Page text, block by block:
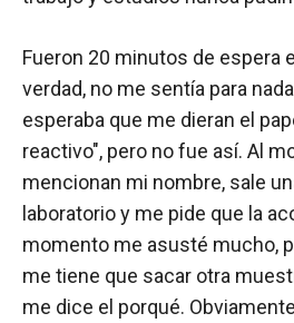
Fueron 20 minutos de espera
verdad, no me sentía para
esperaba que me dieran el
reactivo", pero no fue así. Al
mencionan mi nombre, sale
laboratorio y me pide que la
momento me asusté mucho,
me tiene que sacar otra
me dice el porqué.